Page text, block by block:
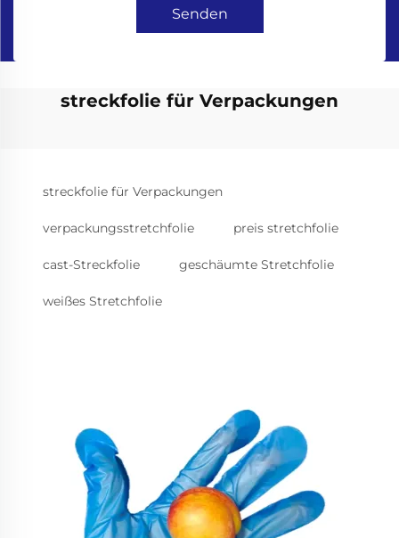
Senden
streckfolie für Verpackungen
streckfolie für Verpackungen
verpackungsstretchfolie preis stretchfolie
cast-Streckfolie geschäumte Stretchfolie
weißes Stretchfolie